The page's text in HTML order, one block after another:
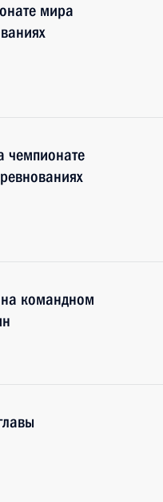
мира
чемпионате
командном